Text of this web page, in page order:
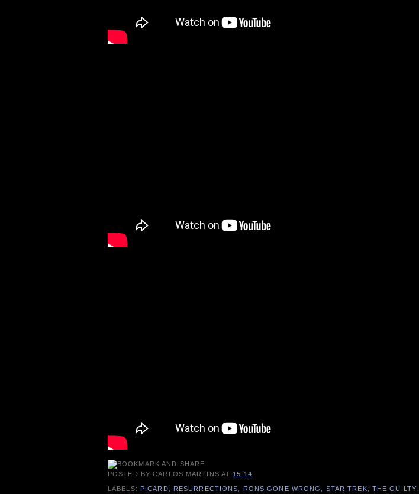
POSTED BYCARLOS MARTINS AT 15:14
LABELS: PICARD RESURRECTIONS RONS GONE WRONG STAR TREK THE GUILTY